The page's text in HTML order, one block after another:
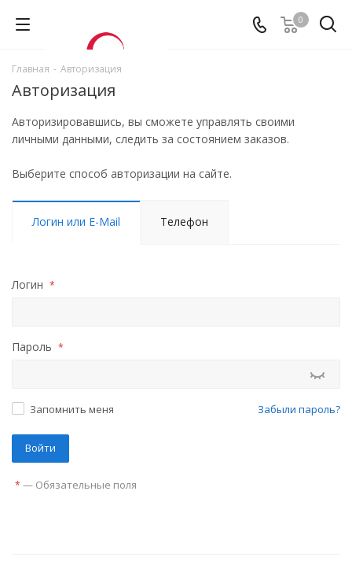
0
Главная - Авторизация
Авторизация
Авторизировавшись, вы сможете управлять своими
личными данными, следить за состоянием заказов.
Выберите способ авторизации на сайте.
Логин или E-Mail Телефон
Логин *
Пароль *
Забыли пароль?
Запомнить меня
* — Обязательные поля